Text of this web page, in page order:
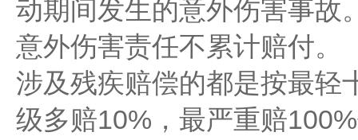
动期间发生的意外伤害事故
意外伤害责任不累计赔付。
涉及残疾赔偿的都是按最轻
级多赔10%，最严重赔